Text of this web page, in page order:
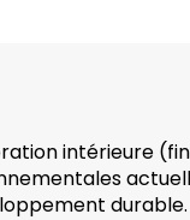
intérieure
durable.